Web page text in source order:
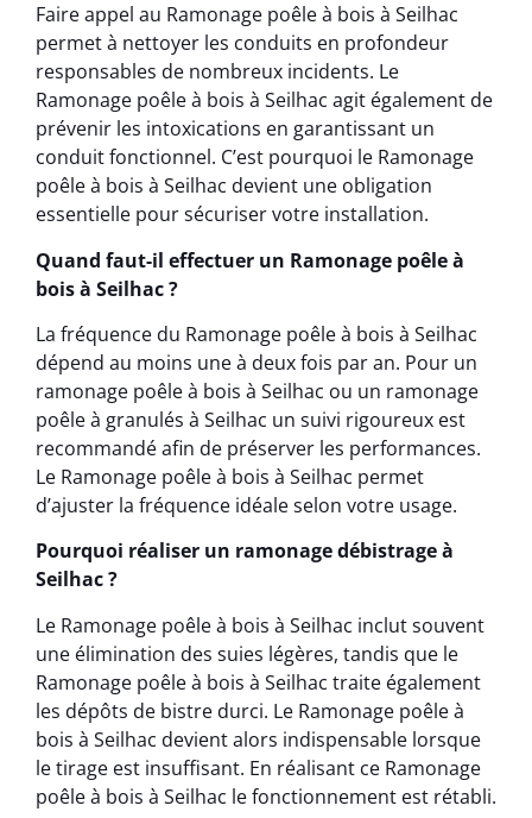
Faire appel au Ramonage poêle à bois à Seilhac
permet à nettoyer les conduits en profondeur
responsables de nombreux incidents. Le
Ramonage poêle à bois à Seilhac agit également de
prévenir les intoxications en garantissant un
conduit fonctionnel. C’est pourquoi le Ramonage
poêle à bois à Seilhac devient une obligation
essentielle pour sécuriser votre installation.
Quand faut-il effectuer un Ramonage poêle à
bois à Seilhac ?
La fréquence du Ramonage poêle à bois à Seilhac
dépend au moins une à deux fois par an. Pour un
ramonage poêle à bois à Seilhac ou un ramonage
poêle à granulés à Seilhac un suivi rigoureux est
recommandé afin de préserver les performances.
Le Ramonage poêle à bois à Seilhac permet
d’ajuster la fréquence idéale selon votre usage.
Pourquoi réaliser un ramonage débistrage à
Seilhac ?
Le Ramonage poêle à bois à Seilhac inclut souvent
une élimination des suies légères, tandis que le
Ramonage poêle à bois à Seilhac traite également
les dépôts de bistre durci. Le Ramonage poêle à
bois à Seilhac devient alors indispensable lorsque
le tirage est insuffisant. En réalisant ce Ramonage
poêle à bois à Seilhac le fonctionnement est rétabli.